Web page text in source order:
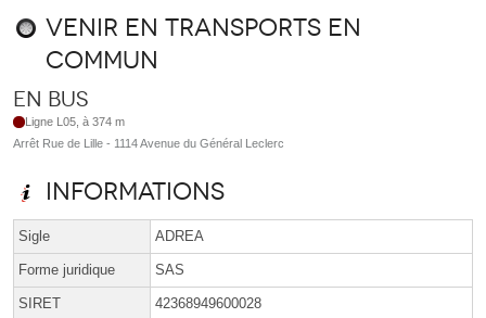
Venir en transports en
commun
En bus
Ligne L05, à 374 m
Arrêt Rue de Lille - 1114 Avenue du Général Leclerc
Informations
Sigle ADREA
Forme juridique SAS
SIRET 42368949600028